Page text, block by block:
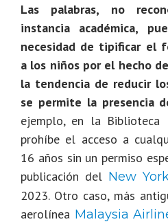
Las palabras, no
instancia académica,
necesidad de tipificar el
a los niños por el hecho
la tendencia de reducir
se permite la presencia
ejemplo, en la Biblioteca
prohíbe el acceso a
16 años sin un permiso
publicación del New
2023. Otro caso, más
aerolínea Malaysia